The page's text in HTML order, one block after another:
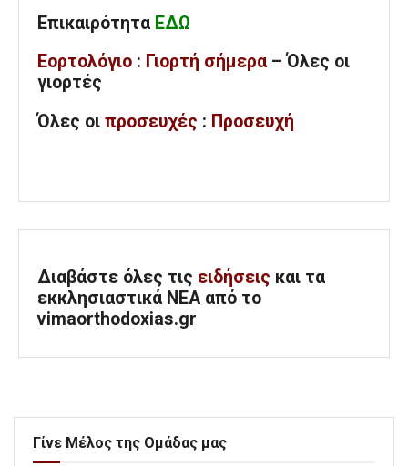
Επικαιρότητα ΕΔΩ
Εορτολόγιο : Γιορτή σήμερα – Όλες οι
γιορτές
Όλες οι προσευχές : Προσευχή
Διαβάστε όλες τις ειδήσεις και τα
εκκλησιαστικά ΝΕΑ από το
vimaorthodoxias.gr
Γίνε Μέλος της Ομάδας μας